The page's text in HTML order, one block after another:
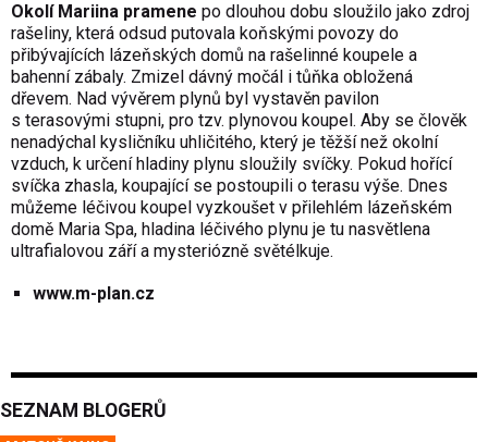
Okolí Mariina pramene po dlouhou dobu sloužilo jako zdroj
rašeliny, která odsud putovala koňskými povozy do
přibývajících lázeňských domů na rašelinné koupele a
bahenní zábaly. Zmizel dávný močál i tůňka obložená
dřevem. Nad vývěrem plynů byl vystavěn pavilon
s terasovými stupni, pro tzv. plynovou koupel. Aby se člověk
nenadýchal kysličníku uhličitého, který je těžší než okolní
vzduch, k určení hladiny plynu sloužily svíčky. Pokud hořící
svíčka zhasla, koupající se postoupili o terasu výše. Dnes
můžeme léčivou koupel vyzkoušet v přilehlém lázeňském
domě Maria Spa, hladina léčivého plynu je tu nasvětlena
ultrafialovou září a mysteriózně světélkuje.
www.m-plan.cz
SEZNAM BLOGERŮ